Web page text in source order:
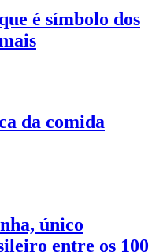
é símbolo dos
da comida
único
entre os 100